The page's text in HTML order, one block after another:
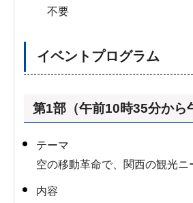
不要
イベントプログラム
第1部（午前10時35分から
テーマ
空の移動革命で、関西の観光ニ
内容